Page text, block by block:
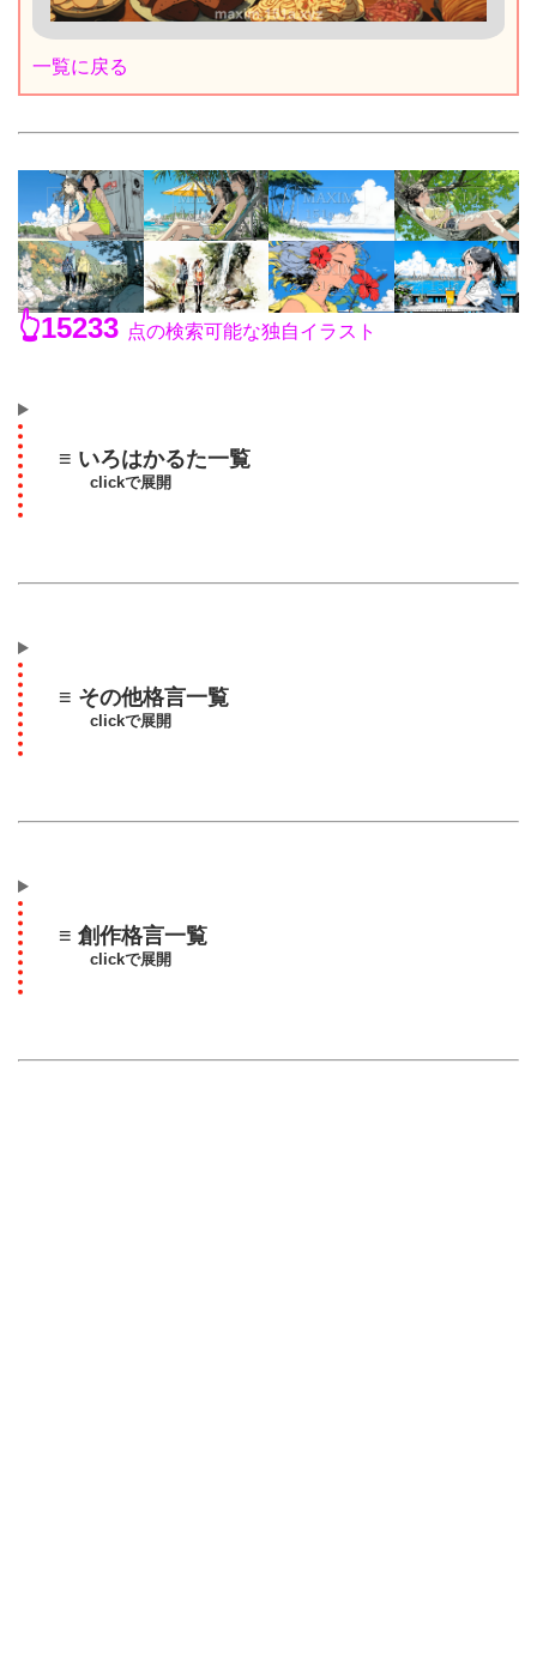
一覧に戻る
👆15233 点の検索可能な独自イラスト
≡ いろはかるた一覧
clickで展開
≡ その他格言一覧
clickで展開
≡ 創作格言一覧
clickで展開